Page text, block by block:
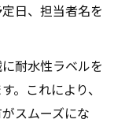
日、担当者名を
耐水性ラベルを
。これにより、
スムーズにな